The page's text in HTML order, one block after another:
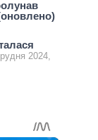
2024,